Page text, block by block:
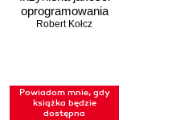
oprogramowania
Robert Kołcz
Powiadom mnie, gdy
książka będzie
dostępna